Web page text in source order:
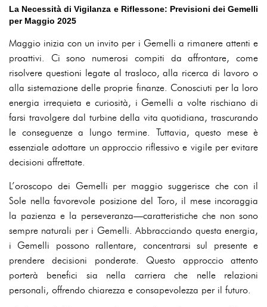
La Necessità di Vigilanza e Riflessone: Previsioni dei Gemelli
per Maggio 2025
Maggio inizia con un invito per i Gemelli a rimanere attenti e
proattivi. Ci sono numerosi compiti da affrontare, come
risolvere questioni legate al trasloco, alla ricerca di lavoro o
alla sistemazione delle proprie finanze. Conosciuti per la loro
energia irrequieta e curiosità, i Gemelli a volte rischiano di
farsi travolgere dal turbine della vita quotidiana, trascurando
le conseguenze a lungo termine. Tuttavia, questo mese è
essenziale adottare un approccio riflessivo e vigile per evitare
decisioni affrettate.
L’oroscopo dei Gemelli per maggio suggerisce che con il
Sole nella favorevole posizione del Toro, il mese incoraggia
la pazienza e la perseveranza—caratteristiche che non sono
sempre naturali per i Gemelli. Abbracciando questa energia,
i Gemelli possono rallentare, concentrarsi sul presente e
prendere decisioni ponderate. Questo approccio attento
porterà benefici sia nella carriera che nelle relazioni
personali, offrendo chiarezza e consapevolezza per il futuro.